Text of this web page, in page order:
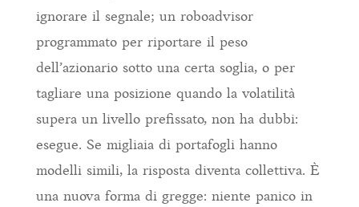
ignorare il segnale; un roboadvisor
programmato per riportare il peso
dell’azionario sotto una certa soglia, o per
tagliare una posizione quando la volatilità
supera un livello prefissato, non ha dubbi:
esegue. Se migliaia di portafogli hanno
modelli simili, la risposta diventa collettiva. È
una nuova forma di gregge: niente panico in